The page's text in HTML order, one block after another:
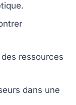
.
ressources
dans une